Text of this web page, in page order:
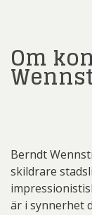
Om
Berndt
skildrare
är i synnerhet